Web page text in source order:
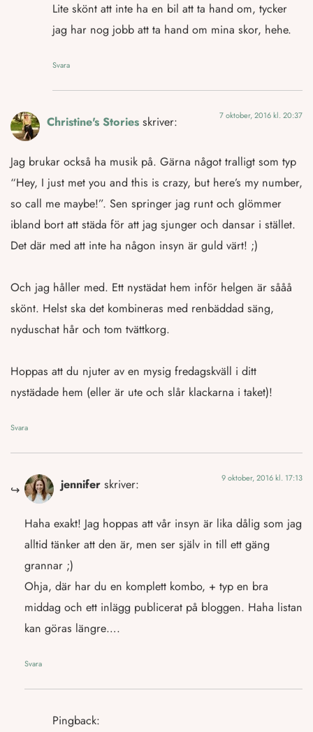
Lite skönt att inte ha en bil att ta hand om, tycker
jag har nog jobb att ta hand om mina skor, hehe.
Svara
Christine's Stories skriver: 7 oktober, 2016 kl. 20:37
Jag brukar också ha musik på. Gärna något tralligt som typ
“Hey, I just met you and this is crazy, but here’s my number,
so call me maybe!”. Sen springer jag runt och glömmer
ibland bort att städa för att jag sjunger och dansar i stället.
Det där med att inte ha någon insyn är guld värt! ;)
Och jag håller med. Ett nystädat hem inför helgen är sååå
skönt. Helst ska det kombineras med renbäddad säng,
nyduschat hår och tom tvättkorg.
Hoppas att du njuter av en mysig fredagskväll i ditt
nystädade hem (eller är ute och slår klackarna i taket)!
Svara
jennifer skriver: 9 oktober, 2016 kl. 17:13
Haha exakt! Jag hoppas att vår insyn är lika dålig som jag
alltid tänker att den är, men ser själv in till ett gäng
grannar ;)
Ohja, där har du en komplett kombo, + typ en bra
middag och ett inlägg publicerat på bloggen. Haha listan
kan göras längre….
Svara
Pingback: